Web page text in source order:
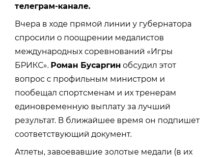
телеграм-канале.
Вчера в ходе прямой линии у губернатора
спросили о поощрении медалистов
международных соревнований «Игры
БРИКС». Роман Бусаргин обсудил этот
вопрос с профильным министром и
пообещал спортсменам и их тренерам
единовременную выплату за лучший
результат. В ближайшее время он подпишет
соответствующий документ.
Атлеты, завоевавшие золотые медали (в их